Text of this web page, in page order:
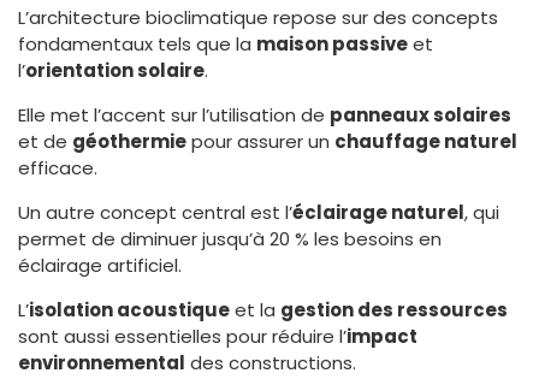
L’architecture bioclimatique repose sur des concepts
fondamentaux tels que la maison passiveet
l’orientation solaire.
Elle met l’accent sur l’utilisation de panneaux solaires
et de géothermiepour assurer un chauffage naturel
efficace.
Un autre concept central est l’éclairage naturel, qui
permet de diminuer jusqu’à 20 % les besoins en
éclairage artificiel.
L’isolation acoustiqueet la gestion des ressources
sont aussi essentielles pour réduire l’impact
environnemental des constructions.